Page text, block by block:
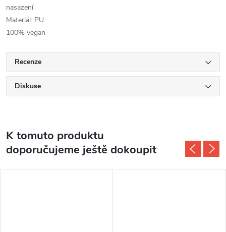
nasazení
Materiál: PU
100% vegan
Recenze
Diskuse
K tomuto produktu
doporučujeme ještě dokoupit